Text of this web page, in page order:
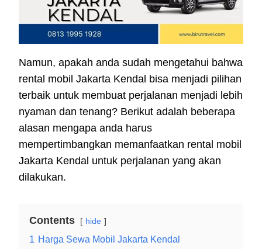
Namun, apakah anda sudah mengetahui bahwa
rental mobil Jakarta Kendal bisa menjadi pilihan
terbaik untuk membuat perjalanan menjadi lebih
nyaman dan tenang? Berikut adalah beberapa
alasan mengapa anda harus
mempertimbangkan memanfaatkan rental mobil
Jakarta Kendal untuk perjalanan yang akan
dilakukan.
Contents hide
1 Harga Sewa Mobil Jakarta Kendal